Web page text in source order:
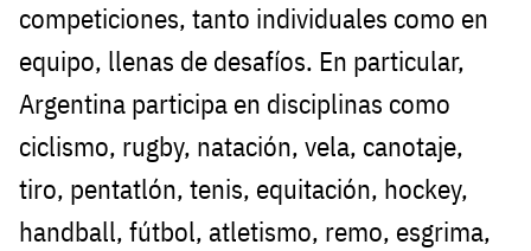
competiciones, tanto individuales como en
equipo, llenas de desafíos. En particular,
Argentina participa en disciplinas como
ciclismo, rugby, natación, vela, canotaje,
tiro, pentatlón, tenis, equitación, hockey,
handball, fútbol, atletismo, remo, esgrima,